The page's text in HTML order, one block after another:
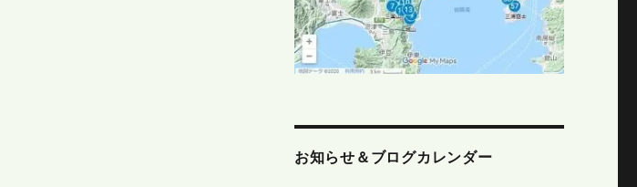
お知らせ＆ブログカレンダー